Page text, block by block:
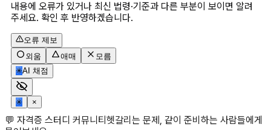
내용에 오류가 있거나 최신 법령·기준과 다른 부분이 보이면 알려
주세요. 확인 후 반영하겠습니다.
오류 제보
외움
애매
모름
✳AI 채점
✳ ×
💬 자격증 스터디 커뮤니티헷갈리는 문제, 같이 준비하는 사람들에게